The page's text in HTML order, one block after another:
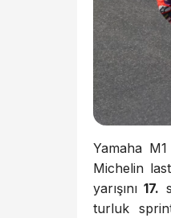
Yamaha
Michelin
yarışını17.
turluk